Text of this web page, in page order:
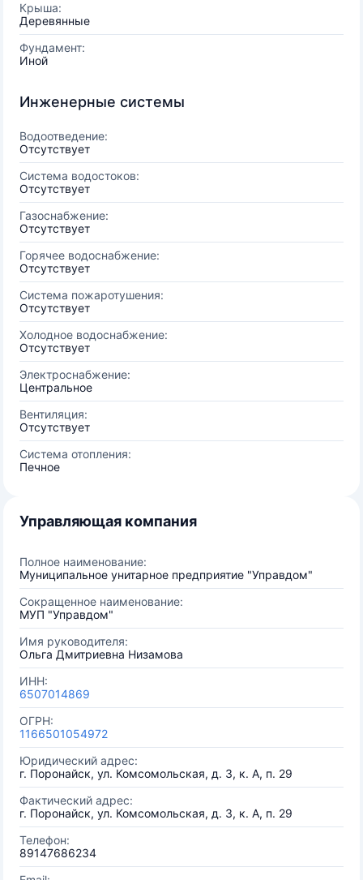
Крыша:
Деревянные
Фундамент:
Иной
Инженерные системы
Водоотведение:
Отсутствует
Система водостоков:
Отсутствует
Газоснабжение:
Отсутствует
Горячее водоснабжение:
Отсутствует
Система пожаротушения:
Отсутствует
Холодное водоснабжение:
Отсутствует
Электроснабжение:
Центральное
Вентиляция:
Отсутствует
Система отопления:
Печное
Управляющая компания
Полное наименование:
Муниципальное унитарное предприятие "Управдом"
Сокращенное наименование:
МУП "Управдом"
Имя руководителя:
Ольга Дмитриевна Низамова
ИНН:
6507014869
ОГРН:
1166501054972
Юридический адрес:
г. Поронайск, ул. Комсомольская, д. 3, к. А, п. 29
Фактический адрес:
г. Поронайск, ул. Комсомольская, д. 3, к. А, п. 29
Телефон:
89147686234